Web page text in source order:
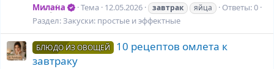
Милана Тема 12.05.2026 завтрак яйца
Ответы: 0
Раздел:Закуски: простые и эффектные
БЛЮДО ИЗ ОВОЩЕЙ
10 рецептов омлета к
завтраку